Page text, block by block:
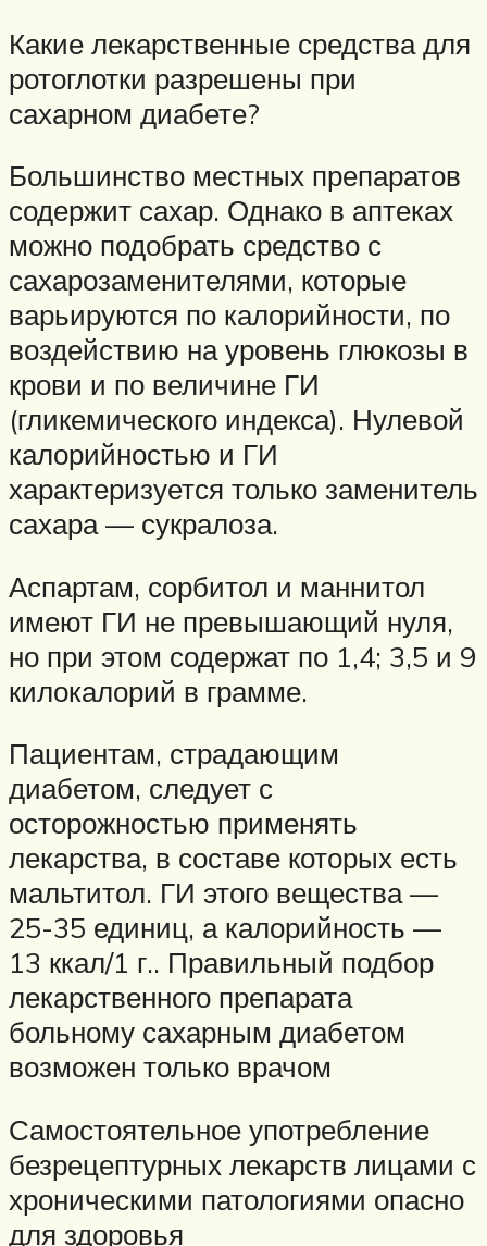
Какие лекарственные средства для
ротоглотки разрешены при
сахарном диабете?
Большинство местных препаратов
содержит сахар. Однако в аптеках
можно подобрать средство с
сахарозаменителями, которые
варьируются по калорийности, по
воздействию на уровень глюкозы в
крови и по величине ГИ
(гликемического индекса). Нулевой
калорийностью и ГИ
характеризуется только заменитель
сахара — сукралоза.
Аспартам, сорбитол и маннитол
имеют ГИ не превышающий нуля,
но при этом содержат по 1,4; 3,5 и 9
килокалорий в грамме.
Пациентам, страдающим
диабетом, следует с
осторожностью применять
лекарства, в составе которых есть
мальтитол. ГИ этого вещества —
25-35 единиц, а калорийность —
13 ккал/1 г.. Правильный подбор
лекарственного препарата
больному сахарным диабетом
возможен только врачом
Самостоятельное употребление
безрецептурных лекарств лицами с
хроническими патологиями опасно
для здоровья